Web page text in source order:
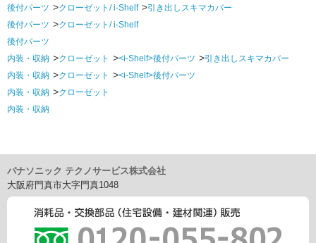
後付パーツ クローゼット/ i-Shelf
引き出しスキマカバー
後付パーツ
クローゼット/ i-Shelf
後付パーツ
内装・収納
クローゼット <i-Shelf>後付パーツ
引き出しスキマカバー
内装・収納
クローゼット
<i-Shelf>後付パーツ
内装・収納
クローゼット
内装・収納
パナソニック テクノサービス株式会社
大阪府門真市大字門真1048